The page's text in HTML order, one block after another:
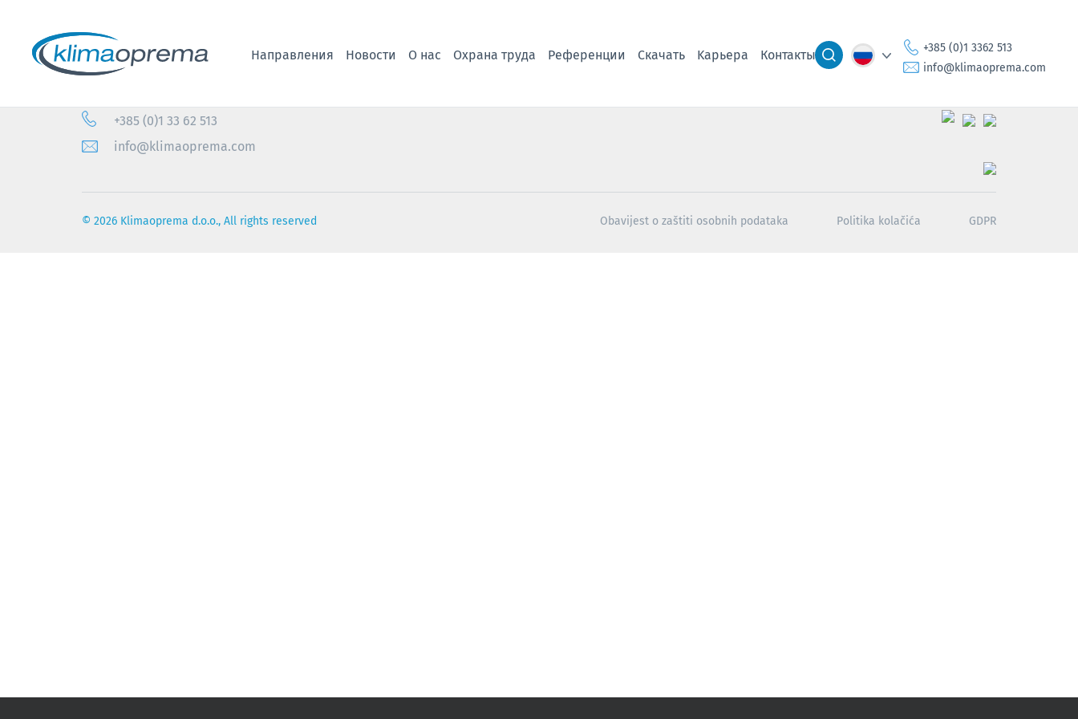
Направления Новости О нас Охрана труда Референции Скачать Kарьера Контакты
+385 (0)1 3362 513
info@klimaoprema.com
+385 (0)1 33 62 513
info@klimaoprema.com
© 2026 Klimaoprema d.o.o., All rights reserved Obavijest o zaštiti osobnih podataka Politika kolačića GDPR